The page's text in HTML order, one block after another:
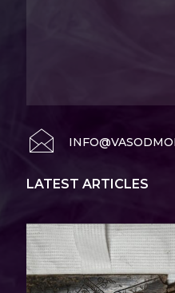
LATEST ARTICLES